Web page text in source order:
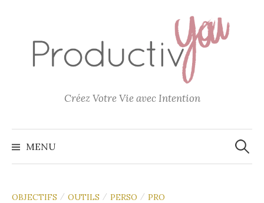
contenu
Créez Votre Vie avec Intention
MENU
OBJECTIFS / OUTILS / PERSO / PRO